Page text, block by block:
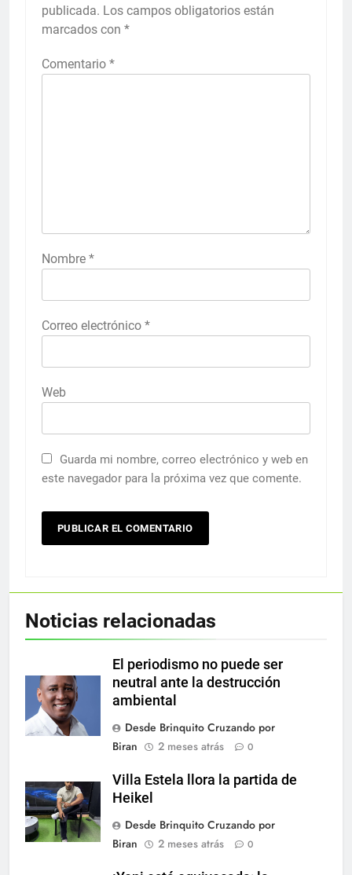
publicada. Los campos obligatorios están
marcados con *
Comentario *
Nombre *
Correo electrónico *
Web
Guarda mi nombre, correo electrónico y web en
este navegador para la próxima vez que comente.
Noticias relacionadas
El periodismo no puede ser
neutral ante la destrucción
ambiental
Desde Brinquito Cruzando por
Biran
2 meses atrás 0
Villa Estela llora la partida de
Heikel
Desde Brinquito Cruzando por
Biran
2 meses atrás 0